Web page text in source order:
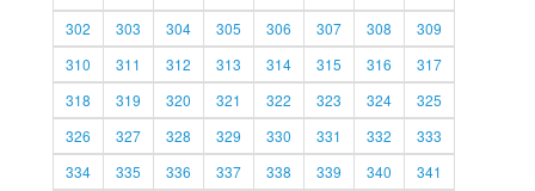
302
303 304 305 306 307 308
309
310
311 312 313 314 315 316
317
318
319 320 321 322 323 324
325
326
327 328 329 330 331 332
333
334
335 336 337 338 339 340
341